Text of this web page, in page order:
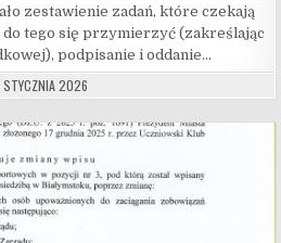
zestawienie zadań, które czekają
do tego się przymierzyć (zakreślając
podpisanie i oddanie…
STYCZNIA 2026